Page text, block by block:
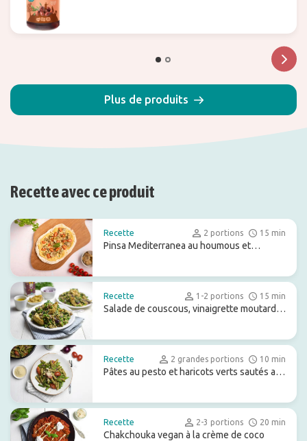
Plus de produits
Recette avec ce produit
Recette 2 portions 15 min
Pinsa Mediterranea au houmous et
Recette 1-2 portions 15 min
Salade de couscous, vinaigrette moutarde-
Recette 2 grandes portions 10 min
Pâtes au pesto et haricots verts sautés au
Recette 2-3 portions 20 min
Chakchouka vegan à la crème de coco